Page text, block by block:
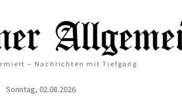
– Nachrichten mit Tiefgang
Sonntag, 02.08.2026